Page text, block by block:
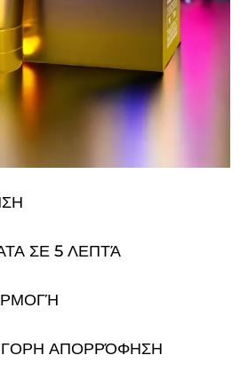
ΣΕ 5 ΛΕΠΤΆ
ΑΠΟΡΡΌΦΗΣΗ